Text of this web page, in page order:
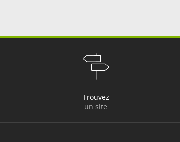
Trouvez
un site